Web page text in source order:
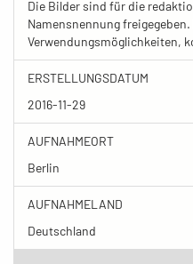
Die Bilder sind für die
Namensnennung
Verwendungsmöglichkeiten,
ERSTELLUNGSDATUM
2016-11-29
AUFNAHMEORT
Berlin
AUFNAHMELAND
Deutschland